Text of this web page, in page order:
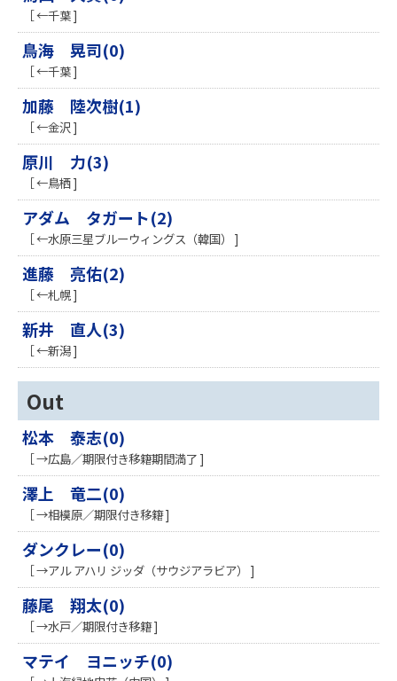
［ ←千葉 ]
鳥海 晃司(0)
［ ←千葉 ]
加藤 陸次樹(1)
［ ←金沢 ]
原川 力(3)
［ ←鳥栖 ]
アダム タガート(2)
［ ←水原三星ブルーウィングス（韓国） ]
進藤 亮佑(2)
［ ←札幌 ]
新井 直人(3)
［ ←新潟 ]
Out
松本 泰志(0)
［ →広島／期限付き移籍期間満了 ]
澤上 竜二(0)
［ →相模原／期限付き移籍 ]
ダンクレー(0)
［ →アル アハリ ジッダ（サウジアラビア） ]
藤尾 翔太(0)
［ →水戸／期限付き移籍 ]
マテイ ヨニッチ(0)